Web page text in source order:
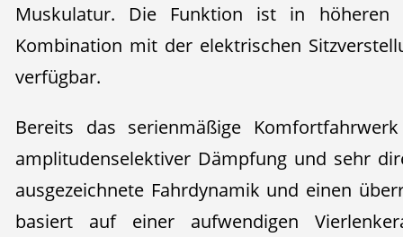
Muskulatur. Die Funktion ist in höheren
Kombination mit der elektrischen
verfügbar.
Bereits das serienmäßige
amplitudenselektiver Dämpfung und sehr
ausgezeichnete Fahrdynamik und einen
basiert auf einer aufwendigen